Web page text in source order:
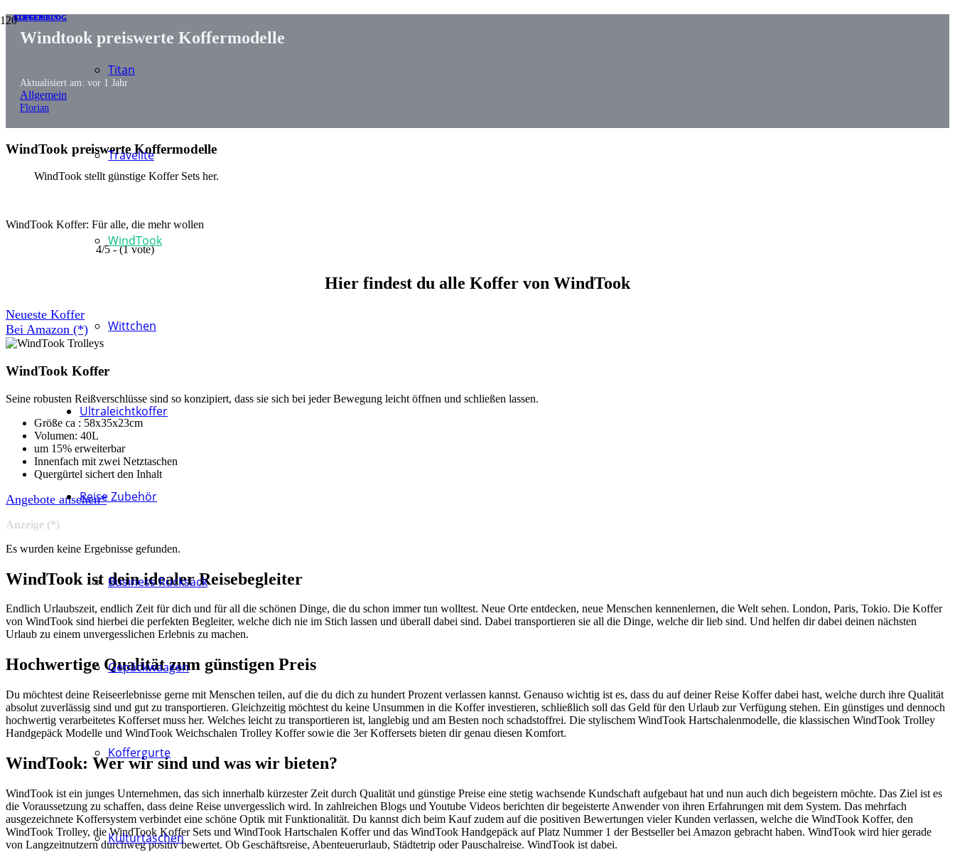
Titan
Travelite
WindTook
Wittchen
Ultraleichtkoffer
Reise Zubehör
Business Rucksack
Gepäckwaagen
Koffergurte
Kulturtaschen
Windtook preiswerte Koffermodelle
Aktualisiert am: vor 1 Jahr
Allgemein
Florian
WindTook preiswerte Koffermodelle
WindTook stellt günstige Koffer Sets her.
WindTook Koffer: Für alle, die mehr wollen
4/5 - (1 vote)
Hier findest du alle Koffer von WindTook
Neueste Koffer
Bei Amazon (*)
WindTook Koffer
Seine robusten Reißverschlüsse sind so konzipiert, dass sie sich bei jeder Bewegung leicht öffnen und schließen lassen.
Größe ca : 58x35x23cm
Volumen: 40L
um 15% erweiterbar
Innenfach mit zwei Netztaschen
Quergürtel sichert den Inhalt
Angebote ansehen*
Anzeige (*)
Es wurden keine Ergebnisse gefunden.
WindTook ist dein idealer Reisebegleiter
Endlich Urlaubszeit, endlich Zeit für dich und für all die schönen Dinge, die du schon immer tun wolltest. Neue Orte entdecken, neue Menschen kennenlernen, die Welt sehen. London, Paris, Tokio. Die Koffer
von WindTook sind hierbei die perfekten Begleiter, welche dich nie im Stich lassen und überall dabei sind. Dabei transportieren sie all die Dinge, welche dir lieb sind. Und helfen dir dabei deinen nächsten
Urlaub zu einem unvergesslichen Erlebnis zu machen.
Hochwertige Qualität zum günstigen Preis
Du möchtest deine Reiseerlebnisse gerne mit Menschen teilen, auf die du dich zu hundert Prozent verlassen kannst. Genauso wichtig ist es, dass du auf deiner Reise Koffer dabei hast, welche durch ihre Qualität
absolut zuverlässig sind und gut zu transportieren. Gleichzeitig möchtest du keine Unsummen in die Koffer investieren, schließlich soll das Geld für den Urlaub zur Verfügung stehen. Ein günstiges und dennoch
hochwertig verarbeitetes Kofferset muss her. Welches leicht zu transportieren ist, langlebig und am Besten noch schadstoffrei. Die stylischem WindTook Hartschalenmodelle, die klassischen WindTook Trolley
Handgepäck Modelle und WindTook Weichschalen Trolley Koffer sowie die 3er Koffersets bieten dir genau diesen Komfort.
WindTook: Wer wir sind und was wir bieten?
WindTook ist ein junges Unternehmen, das sich innerhalb kürzester Zeit durch Qualität und günstige Preise eine stetig wachsende Kundschaft aufgebaut hat und nun auch dich begeistern möchte. Das Ziel ist es
die Voraussetzung zu schaffen, dass deine Reise unvergesslich wird. In zahlreichen Blogs und Youtube Videos berichten dir begeisterte Anwender von ihren Erfahrungen mit dem System. Das mehrfach
ausgezeichnete Koffersystem verbindet eine schöne Optik mit Funktionalität. Du kannst dich beim Kauf zudem auf die positiven Bewertungen vieler Kunden verlassen, welche die WindTook Koffer, den
WindTook Trolley, die WindTook Koffer Sets und WindTook Hartschalen Koffer und das WindTook Handgepäck auf Platz Nummer 1 der Bestseller bei Amazon gebracht haben. WindTook wird hier gerade
von Langzeitnutzern durchweg positiv bewertet. Ob Geschäftsreise, Abenteuerurlaub, Städtetrip oder Pauschalreise. WindTook ist dabei.
KOFFER BLOG
ALLGEMEIN
KOFFER BLOG